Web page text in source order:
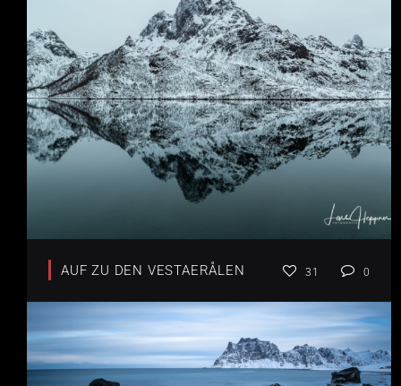
AUF ZU DEN VESTAERÅLEN 31 0